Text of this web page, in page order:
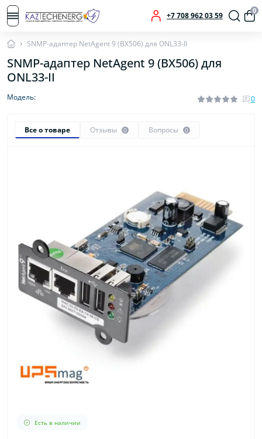
+7 708 962 03 59
0
SNMP-адаптер NetAgent 9 (BX506) для ONL33-II
SNMP-адаптер NetAgent 9 (BX506) для
ONL33-II
Модель: 0
Все о товаре Отзывы 0 Вопросы 0
Есть в наличии